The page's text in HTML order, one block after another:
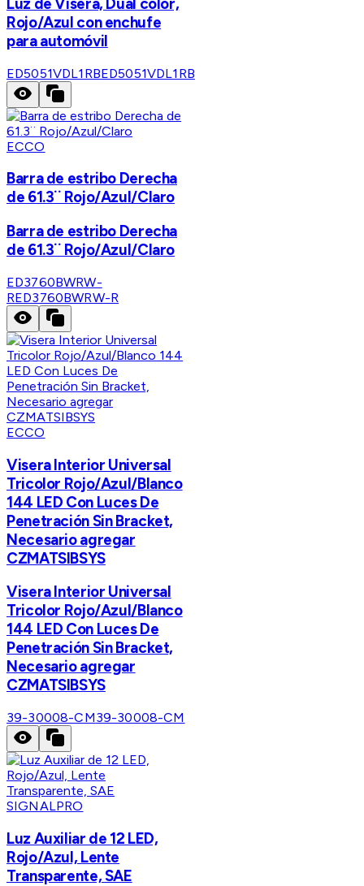
Rojo/Azul con enchufe
para automóvil
ED5051VDL1RBED5051VDL1RB
ECCO
Barra de estribo Derecha
de 61.3¨ Rojo/Azul/Claro
Barra de estribo Derecha
de 61.3¨ Rojo/Azul/Claro
ED3760BWRW-
RED3760BWRW-R
ECCO
Visera Interior Universal
Tricolor Rojo/Azul/Blanco
144 LED Con Luces De
Penetración Sin Bracket,
Necesario agregar
CZMATSIBSYS
Visera Interior Universal
Tricolor Rojo/Azul/Blanco
144 LED Con Luces De
Penetración Sin Bracket,
Necesario agregar
CZMATSIBSYS
39-30008-CM39-30008-CM
SIGNALPRO
Luz Auxiliar de 12 LED,
Rojo/Azul, Lente
Transparente, SAE